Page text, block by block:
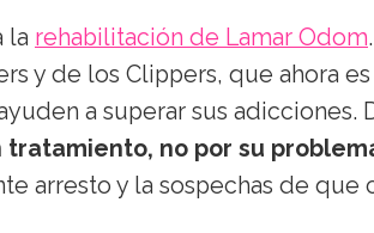
la rehabilitación de Lamar Odom
y de los Clippers, que ahora
a superar sus adicciones.
tratamiento, no por su
arresto y la sospechas de que